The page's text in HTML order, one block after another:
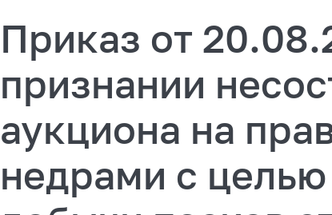
Приказ от
признании
аукциона на
недрами с